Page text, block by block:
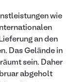
wie
an den
Das Gelände in
sein. Daher
abgeholt